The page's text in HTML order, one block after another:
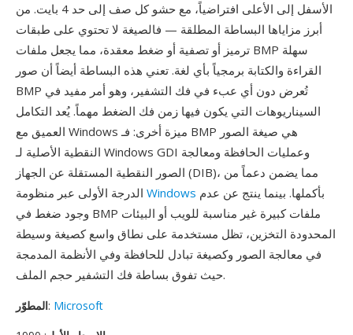
الأسفل إلى الأعلى افتراضياً، مع حشو كل صف إلى حد 4 بايت. من
أبرز مزاياها البساطة المطلقة — فالصيغة لا تحتوي على طبقات
ترميز أو تصفية أو ضغط معقدة، مما يجعل ملفات BMP سهلة
القراءة والكتابة برمجياً بأي لغة. تعني هذه البساطة أيضاً أن صور
BMP تُعرض دون أي عبء في فك التشفير، وهو أمر مفيد في
السيناريوهات التي يكون فيها زمن فك الضغط مهماً. يُعد التكامل
العميق مع Windows ميزة أخرى: فـ BMP هي صيغة الصور
النقطية الأصلية لـ Windows GDI وعمليات الحافظة ومعالجة
الصور النقطية المستقلة عن الجهاز (DIB)، مما يضمن دعماً من
Windows
وجود ضغط في BMP ملفات كبيرة غير مناسبة للويب أو البيئات
المحدودة التخزين، تظل مستخدمة على نطاق واسع كصيغة وسيطة
في معالجة الصور وكصيغة تبادل للحافظة وفي الأنظمة المدمجة
حيث تفوق بساطة فك التشفير حجم الملف.
المطوّر: Microsoft